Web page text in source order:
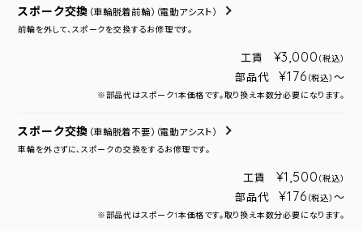
スポーク交換 （車輪脱着前輪） （電動アシスト）
前輪を外して、スポークを交換するお修理です。
工賃 ¥3,000 （税込）
部品代 ¥176 （税込） ～
※部品代はスポーク1本価格です。取り換え本数分必要になります。
スポーク交換 （車輪脱着不要） （電動アシスト）
車輪を外さずに、スポークの交換をするお修理です。
工賃 ¥1,500 （税込）
部品代 ¥176 （税込） ～
※部品代はスポーク1本価格です。取り換え本数分必要になります。